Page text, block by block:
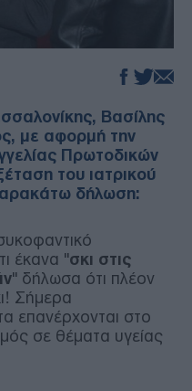
Βασίλης
με αφορμή την
Πρωτοδικών
του ιατρικού
δήλωση:
έκανα "σκι στις
" δήλωσα ότι πλέον
Σήμερα
επανέρχονται στο
σε θέματα υγείας